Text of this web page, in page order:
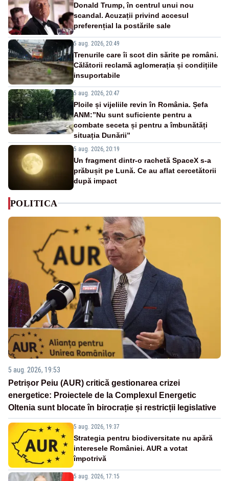
Donald Trump, în centrul unui nou
scandal. Acuzații privind accesul
preferențial la postările sale
5 aug. 2026, 20:49
Trenurile care îi scot din sărite pe români.
Călătorii reclamă aglomerația și condițiile
insuportabile
5 aug. 2026, 20:47
Ploile și vijeliile revin în România. Șefa
ANM:”Nu sunt suficiente pentru a
combate seceta și pentru a îmbunătăți
situația Dunării”
5 aug. 2026, 20:19
Un fragment dintr-o rachetă SpaceX s-a
prăbușit pe Lună. Ce au aflat cercetătorii
după impact
POLITICA
5 aug. 2026, 19:53
Petrișor Peiu (AUR) critică gestionarea crizei
energetice: Proiectele de la Complexul Energetic
Oltenia sunt blocate în birocrație și restricții legislative
5 aug. 2026, 19:37
Strategia pentru biodiversitate nu apără
interesele României. AUR a votat
împotrivă
5 aug. 2026, 17:15